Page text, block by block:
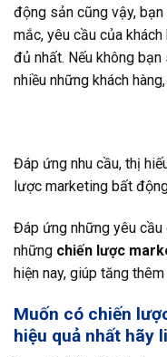
động sản cũng vậy,
mắc, yêu cầu của
đủ nhất. Nếu không
nhiều những khách
Đáp ứng nhu cầu, thị
lược marketing bất
Đáp ứng những yêu cầu
những chiến lược
hiện nay, giúp tăng
Muốn có chiến
hiệu quả nhất hãy